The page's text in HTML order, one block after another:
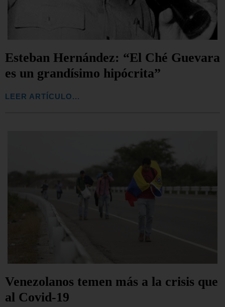
Esteban Hernández: “El Ché Guevara
es un grandísimo hipócrita”
LEER ARTÍCULO...
Venezolanos temen más a la crisis que
al Covid-19